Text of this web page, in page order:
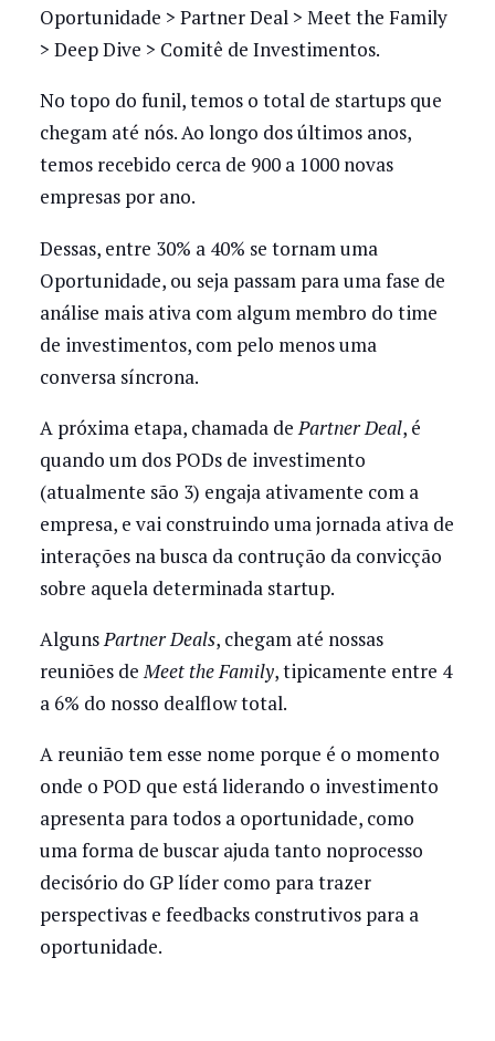
Oportunidade > Partner Deal > Meet the Family
> Deep Dive > Comitê de Investimentos.
No topo do funil, temos o total de startups que
chegam até nós. Ao longo dos últimos anos,
temos recebido cerca de 900 a 1000 novas
empresas por ano.
Dessas, entre 30% a 40% se tornam uma
Oportunidade, ou seja passam para uma fase de
análise mais ativa com algum membro do time
de investimentos, com pelo menos uma
conversa síncrona.
A próxima etapa, chamada dePartner Deal, é
quando um dos PODs de investimento
(atualmente são 3) engaja ativamente com a
empresa, e vai construindo uma jornada ativa de
interações na busca da contrução da convicção
sobre aquela determinada startup.
AlgunsPartner Deals, chegam até nossas
reuniões deMeet the Family, tipicamente entre 4
a 6% do nosso dealflow total.
A reunião tem esse nome porque é o momento
onde o POD que está liderando o investimento
apresenta para todos a oportunidade, como
uma forma de buscar ajuda tanto noprocesso
decisório do GP líder como para trazer
perspectivas e feedbacks construtivos para a
oportunidade.